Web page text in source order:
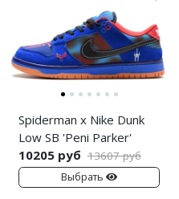
Spiderman x Nike Dunk
Low SB 'Peni Parker'
10205 руб 13607 руб
Выбрать